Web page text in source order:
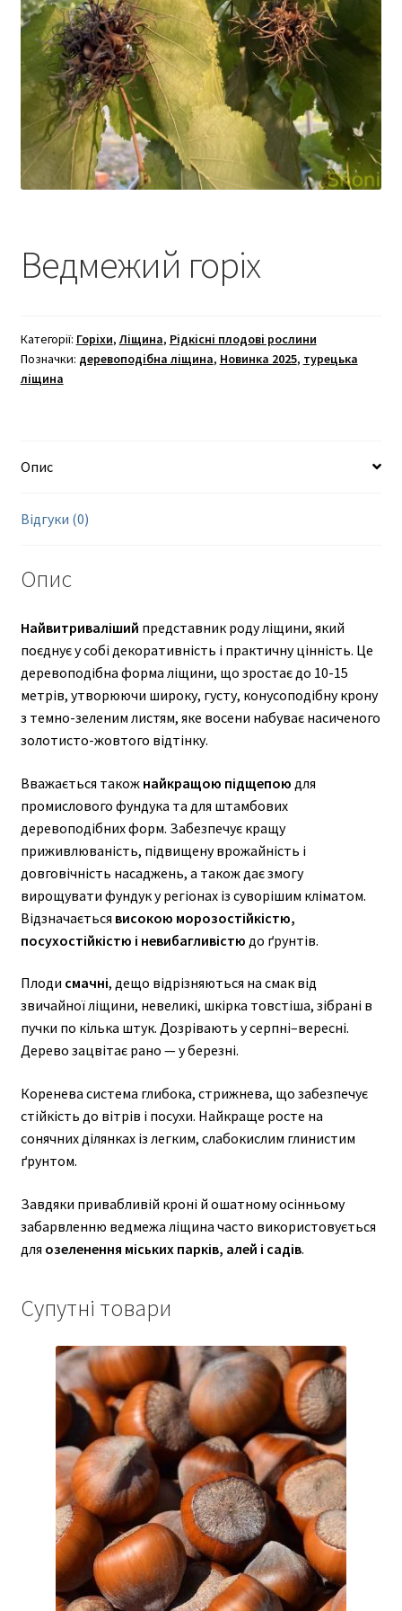
Ведмежий горіх
Категорії: Горіхи,Ліщина, Рідкісні плодові рослини
Позначки: деревоподібна ліщина, Новинка 2025, турецька
ліщина
Опис
Відгуки (0)
Опис
Найвитриваліший представник роду ліщини, який
поєднує у собі декоративність і практичну цінність. Це
деревоподібна форма ліщини, що зростає до 10-15
метрів, утворюючи широку, густу, конусоподібну крону
з темно-зеленим листям, яке восени набуває насиченого
золотисто-жовтого відтінку.
Вважається також найкращою підщепою для
промислового фундука та для штамбових
деревоподібних форм. Забезпечує кращу
приживлюваність, підвищену врожайність і
довговічність насаджень, а також дає змогу
вирощувати фундук у регіонах із суворішим кліматом.
Відзначається високою морозостійкістю,
посухостійкістю і невибагливістю до ґрунтів.
Плоди смачні, дещо відрізняються на смак від
звичайної ліщини, невеликі, шкірка товстіша, зібрані в
пучки по кілька штук. Дозрівають у серпні–вересні.
Дерево зацвітає рано — у березні.
Коренева система глибока, стрижнева, що забезпечує
стійкість до вітрів і посухи. Найкраще росте на
сонячних ділянках із легким, слабокислим глинистим
ґрунтом.
Завдяки привабливій кроні й ошатному осінньому
забарвленню ведмежа ліщина часто використовується
для озеленення міських парків, алей і садів.
Супутні товари